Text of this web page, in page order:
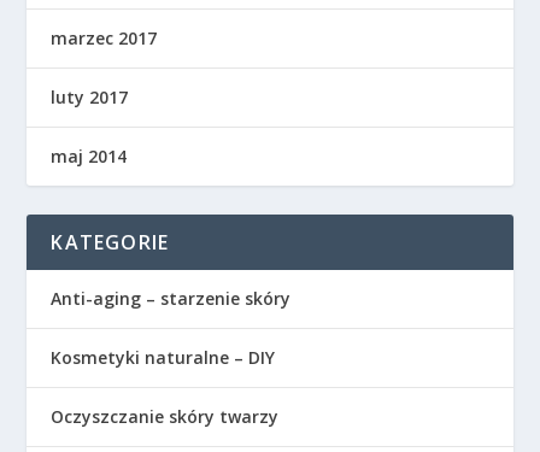
marzec 2017
luty 2017
maj 2014
KATEGORIE
Anti-aging – starzenie skóry
Kosmetyki naturalne – DIY
Oczyszczanie skóry twarzy